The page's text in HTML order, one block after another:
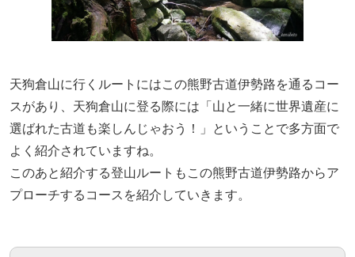
天狗倉山に行くルートにはこの熊野古道伊勢路を通るコー
スがあり、天狗倉山に登る際には「山と一緒に世界遺産に
選ばれた古道も楽しんじゃおう！」ということで多方面で
よく紹介されていますね。
このあと紹介する登山ルートもこの熊野古道伊勢路からア
プローチするコースを紹介していきます。